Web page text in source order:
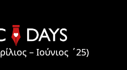
– Ιούνιος ΄25)